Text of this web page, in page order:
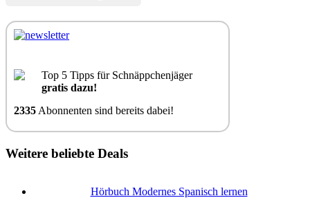
Top 5 Tipps für Schnäppchenjäger
gratis dazu!
2335 Abonnenten sind bereits dabei!
Weitere beliebte Deals
Hörbuch Modernes Spanisch lernen